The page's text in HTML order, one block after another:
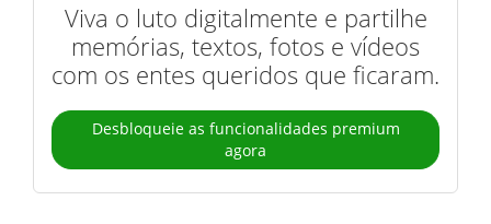
Viva o luto digitalmente e partilhe
memórias, textos, fotos e vídeos
com os entes queridos que ficaram.
Desbloqueie as funcionalidades premium
agora